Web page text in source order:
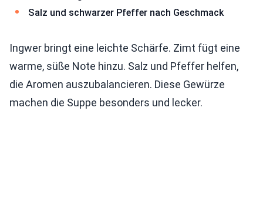
Salz und schwarzer Pfeffer nach Geschmack
Ingwer bringt eine leichte Schärfe. Zimt fügt eine
warme, süße Note hinzu. Salz und Pfeffer helfen,
die Aromen auszubalancieren. Diese Gewürze
machen die Suppe besonders und lecker.